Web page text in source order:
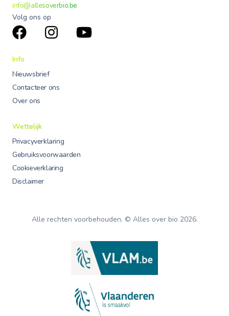
info@allesoverbio.be
Volg ons op
Info
Nieuwsbrief
Contacteer ons
Over ons
Wettelijk
Privacyverklaring
Gebruiksvoorwaarden
Cookieverklaring
Disclaimer
Alle rechten voorbehouden. © Alles over bio 2026.